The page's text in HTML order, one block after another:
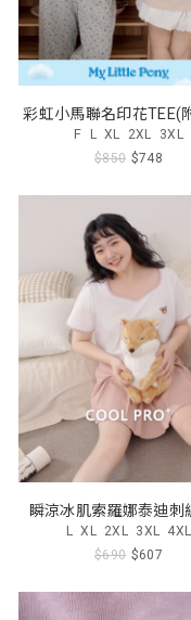
彩虹小馬聯名印花TEE(
F L XL 2XL 3XL
$850 $748
瞬涼冰肌索羅娜泰迪刺
L XL 2XL 3XL 4XL
$690 $607